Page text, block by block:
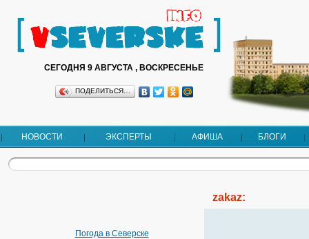
СЕГОДНЯ 9 АВГУСТА , ВОСКРЕСЕНЬЕ
ПОДЕЛИТЬСЯ…
НОВОСТИ ЭКСПЕРТЫ АФИША БЛОГИ
Погода в Северске
zakaz: